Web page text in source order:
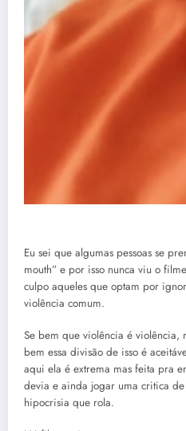
Eu sei que algumas pessoas se
mouth” e por isso nunca viu o
culpo aqueles que optam por
violência comum.
Se bem que violência é violência,
bem essa divisão de isso é
aqui ela é extrema mas feita pra
devia e ainda jogar uma critica de
hipocrisia que rola.